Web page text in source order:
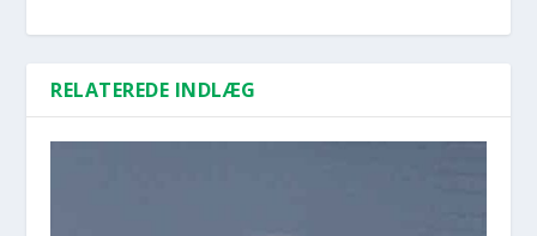
RELATEREDE INDLÆG